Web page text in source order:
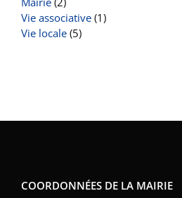
Vie associative (1)
Vie locale (5)
COORDONNÉES DE LA MAIRIE